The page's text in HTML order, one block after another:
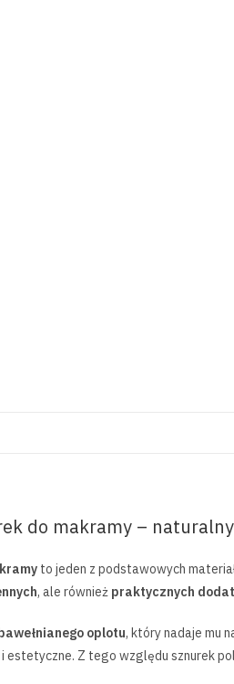
do makramy –
to jeden z podstawowych
, ale również praktycznych
oplotu, który nadaje mu
estetyczne. Z tego względu sznurek